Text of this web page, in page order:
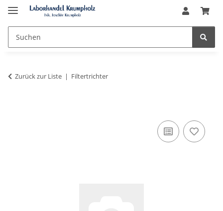
Zurück zur Liste Filtertrichter